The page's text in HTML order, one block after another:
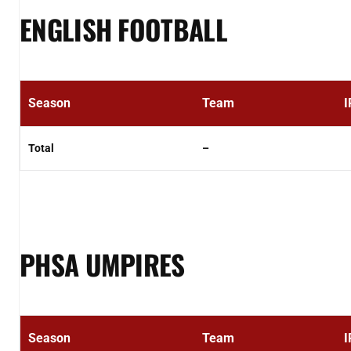
ENGLISH FOOTBALL
Season Team
Total –
PHSA UMPIRES
Season Team